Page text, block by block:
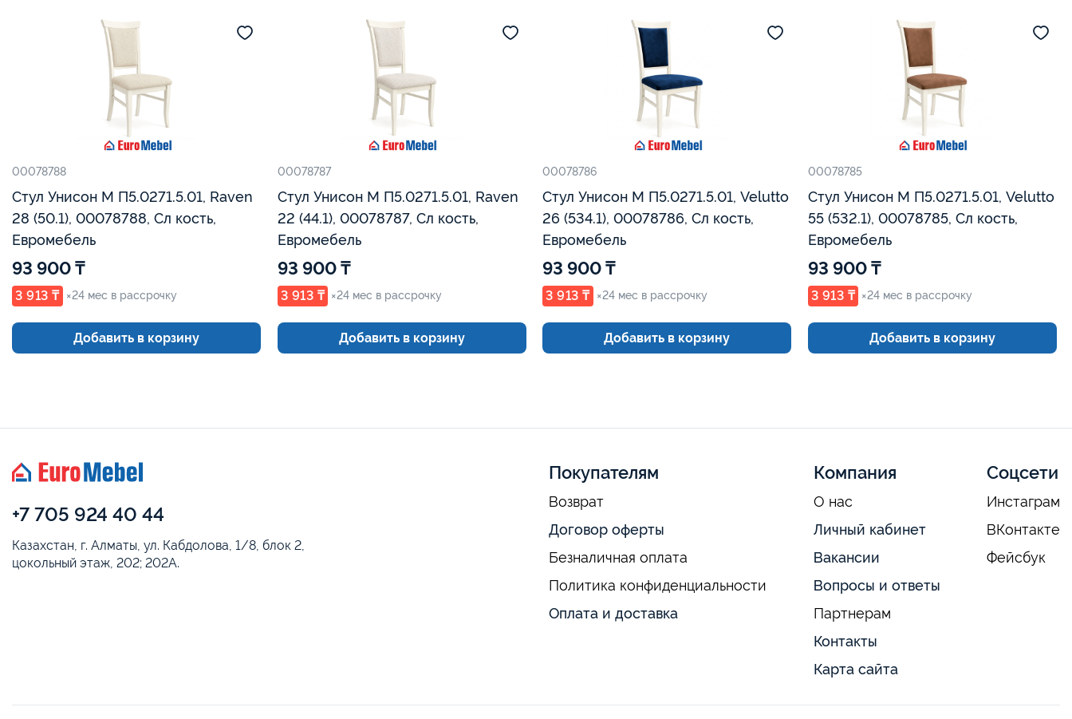
00078788
Стул Унисон М П5.0271.5.01, Raven
28 (50.1), 00078788, Сл кость,
Евромебель
93 900 ₸
3 913 ₸ ×24 мес в рассрочку
Добавить в корзину
00078787
Стул Унисон М П5.0271.5.01, Raven
22 (44.1), 00078787, Сл кость,
Евромебель
93 900 ₸
3 913 ₸ ×24 мес в рассрочку
Добавить в корзину
00078786
Стул Унисон М П5.0271.5.01, Velutto
26 (534.1), 00078786, Сл кость,
Евромебель
93 900 ₸
3 913 ₸ ×24 мес в рассрочку
Добавить в корзину
00078785
Стул Унисон М П5.0271.5.01, Velutto
55 (532.1), 00078785, Сл кость,
Евромебель
93 900 ₸
3 913 ₸ ×24 мес в рассрочку
Добавить в корзину
+7 705 924 40 44
Казахстан, г. Алматы, ул. Кабдолова, 1/8, блок 2,
цокольный этаж, 202; 202А.
Покупателям
Возврат
Договор оферты
Безналичная оплата
Политика конфиденциальности
Оплата и доставка
Компания
О нас
Личный кабинет
Вакансии
Вопросы и ответы
Партнерам
Контакты
Карта сайта
Соцсети
Инстаграм
ВКонтакте
Фейсбук